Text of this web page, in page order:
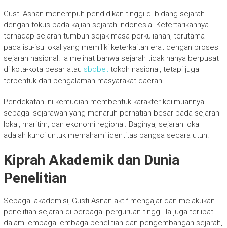
Gusti Asnan menempuh pendidikan tinggi di bidang sejarah
dengan fokus pada kajian sejarah Indonesia. Ketertarikannya
terhadap sejarah tumbuh sejak masa perkuliahan, terutama
pada isu-isu lokal yang memiliki keterkaitan erat dengan proses
sejarah nasional. Ia melihat bahwa sejarah tidak hanya berpusat
di kota-kota besar atau sbobettokoh nasional, tetapi juga
terbentuk dari pengalaman masyarakat daerah.
Pendekatan ini kemudian membentuk karakter keilmuannya
sebagai sejarawan yang menaruh perhatian besar pada sejarah
lokal, maritim, dan ekonomi regional. Baginya, sejarah lokal
adalah kunci untuk memahami identitas bangsa secara utuh.
Kiprah Akademik dan Dunia
Penelitian
Sebagai akademisi, Gusti Asnan aktif mengajar dan melakukan
penelitian sejarah di berbagai perguruan tinggi. Ia juga terlibat
dalam lembaga-lembaga penelitian dan pengembangan sejarah,